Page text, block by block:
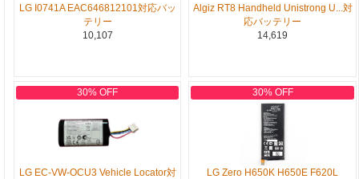
LG I0741A EAC646812101対応バッ
テリー
10,107
Algiz RT8 Handheld Unistrong U...対
応バッテリー
14,619
30% OFF
LG EC-VW-OCU3 Vehicle Locator対
30% OFF
LG Zero H650K H650E F620L